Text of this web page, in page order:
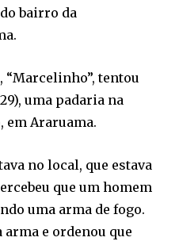
bairro da
“Marcelinho”, tentou
uma padaria na
em Araruama.
no local, que estava
que um homem
uma arma de fogo.
arma e ordenou que